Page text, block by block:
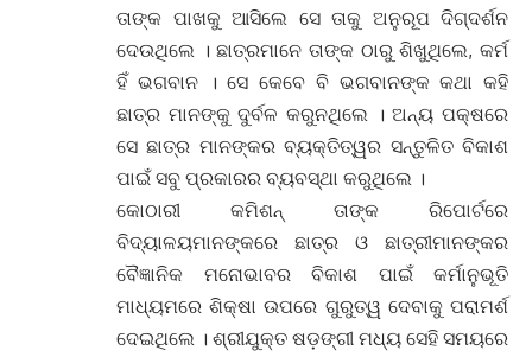
ତାଙ୍କ ପାଖକୁ ଆସିଲେ ସେ ତାକୁ ଅନୁରୂପ ଦିଗ୍‌ଦର୍ଶନ
ଦେଉଥିଲେ । ଛାତ୍ରମାନେ ତାଙ୍କ ଠାରୁ ଶିଖୁଥିଲେ, କର୍ମ
ହିଁ ଭଗବାନ । ସେ କେବେ ବି ଭଗବାନଙ୍କ କଥା କହି
ଛାତ୍ର ମାନଙ୍କୁ ଦୁର୍ବଳ କରୁନଥିଲେ । ଅନ୍ୟ ପକ୍ଷରେ
ସେ ଛାତ୍ର ମାନଙ୍କର ବ୍ୟକ୍ତିତ୍ୱର ସନ୍ତୁଳିତ ବିକାଶ
ପାଇଁ ସବୁ ପ୍ରକାରର ବ୍ୟବସ୍ଥା କରୁଥିଲେ ।
କୋଠାରୀ କମିଶନ୍ ତାଙ୍କ ରିପୋର୍ଟରେ
ବିଦ୍ୟାଳୟମାନଙ୍କରେ ଛାତ୍ର ଓ ଛାତ୍ରୀମାନଙ୍କର
ବୈଜ୍ଞାନିକ ମନୋଭାବର ବିକାଶ ପାଇଁ କର୍ମାନୁଭୂତି
ମାଧ୍ୟମରେ ଶିକ୍ଷା ଉପରେ ଗୁରୁତ୍ୱ ଦେବାକୁ ପରାମର୍ଶ
ଦେଇଥିଲେ । ଶ୍ରୀଯୁକ୍ତ ଷଡ଼ଙ୍ଗୀ ମଧ୍ୟ ସେହି ସମୟରେ